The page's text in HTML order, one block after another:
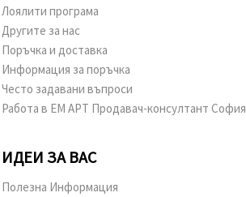
Лоялити програма
Другите за нас
Поръчка и доставка
Информация за поръчка
Често задавани въпроси
Работа в ЕМ АРТ Продавач-консултант София
ИДЕИ ЗА ВАС
Полезна Информация